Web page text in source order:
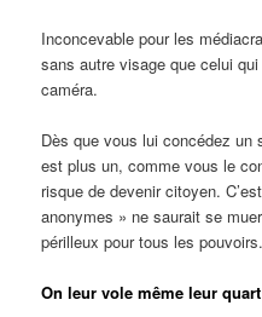
Inconcevable pour les
sans autre visage que celui
caméra.
Dès que vous lui concédez un
est plus un, comme vous le
risque de devenir citoyen.
anonymes » ne saurait se
périlleux pour tous les pouvoirs.
On leur vole même leur